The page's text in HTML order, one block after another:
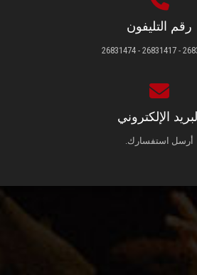
رقم التليفون
26831231 -
البريد الإلكتروني
أرسل استفسارك.